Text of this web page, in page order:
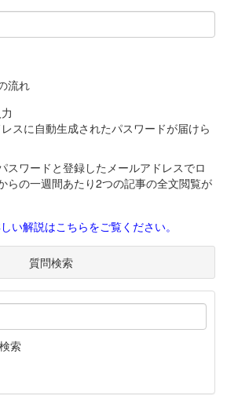
流れ
スに自動生成されたパスワードが届けら
スワードと登録したメールアドレスでロ
らの一週間あたり2つの記事の全文閲覧が
い解説はこちらをご覧ください。
質問検索
索